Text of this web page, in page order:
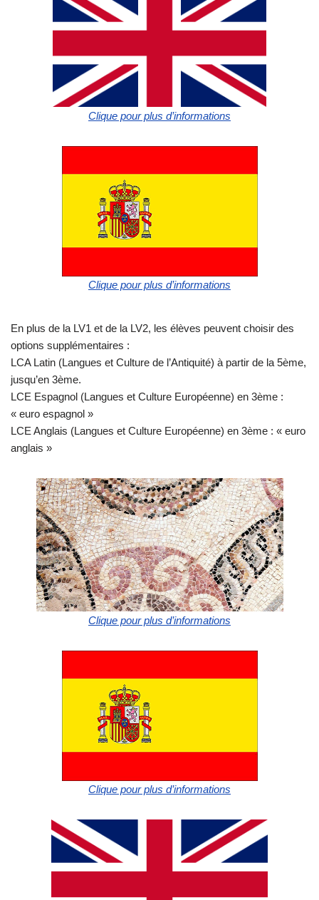
Clique pour plus d’informations
Clique pour plus d’informations
En plus de la LV1 et de la LV2, les élèves peuvent choisir des
options supplémentaires :
LCA Latin (Langues et Culture de l’Antiquité) à partir de la 5ème,
jusqu’en 3ème.
LCE Espagnol (Langues et Culture Européenne) en 3ème :
« euro espagnol »
LCE Anglais (Langues et Culture Européenne) en 3ème : « euro
anglais »
Clique pour plus d’informations
Clique pour plus d’informations